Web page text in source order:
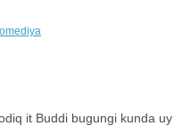
it Buddi bugungi kunda